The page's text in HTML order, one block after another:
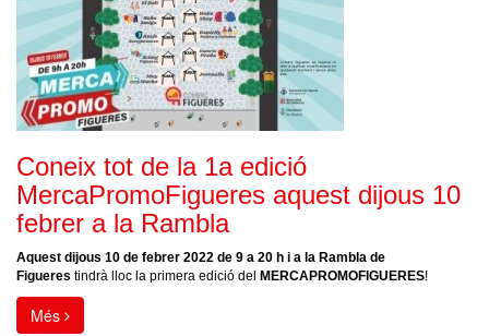
Coneix tot de la 1a edició
MercaPromoFigueres aquest dijous 10
febrer a la Rambla
Aquest dijous 10 de febrer 2022 de 9 a 20 h i a la Rambla de
Figueres tindrà lloc la primera edició del MERCAPROMOFIGUERES!
Més